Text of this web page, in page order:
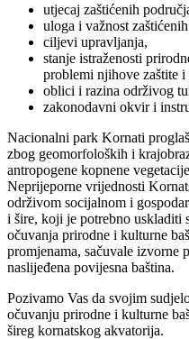
utjecaj zaštićenih
uloga i važnost
ciljevi upravljanja,
stanje istraženosti
problemi njihove zaštite i
oblici i razina održivog
zakonodavni okvir i
Nacionalni park Kornati
zbog geomorfoloških i
antropogene kopnene
Neprijeporne vrijednosti
održivom socijalnom i
i šire, koji je potrebno uskladiti
očuvanja prirodne i kulturne
promjenama, sačuvale izvorne
naslijeđena povijesna baština.
Pozivamo Vas da svojim
očuvanju prirodne i kulturne
šireg kornatskog akvatorija.